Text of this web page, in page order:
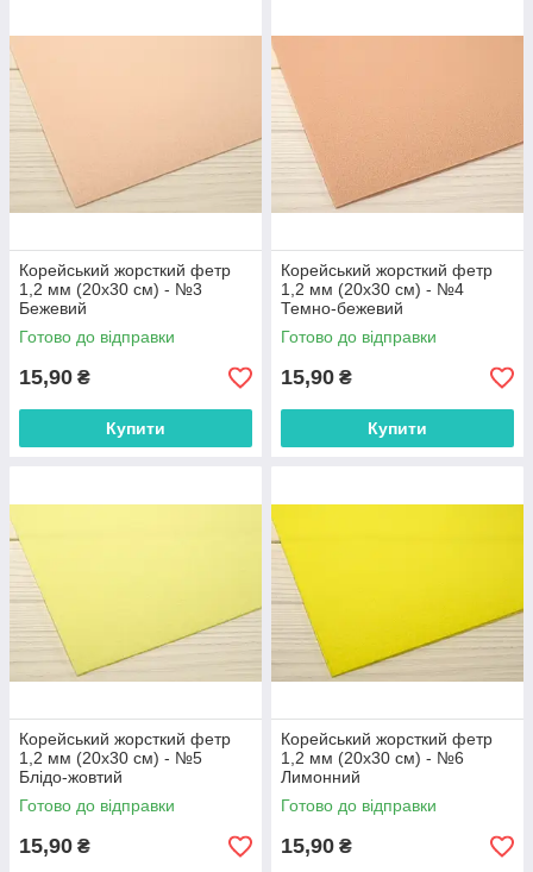
Корейський жорсткий фетр
1,2 мм (20х30 см) - №3
Бежевий
Готово до відправки
15,90 ₴
Купити
Корейський жорсткий фетр
1,2 мм (20х30 см) - №4
Темно-бежевий
Готово до відправки
15,90 ₴
Купити
Корейський жорсткий фетр
1,2 мм (20х30 см) - №5
Блідо-жовтий
Готово до відправки
15,90 ₴
Корейський жорсткий фетр
1,2 мм (20х30 см) - №6
Лимонний
Готово до відправки
15,90 ₴